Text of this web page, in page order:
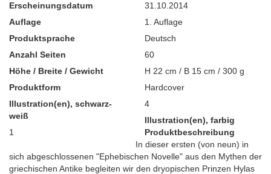
Erscheinungsdatum
31.10.2014
Auflage
1. Auflage
Produktsprache
Deutsch
Anzahl Seiten
60
Höhe / Breite / Gewicht
H 22 cm / B 15 cm / 300 g
Produktform
Hardcover
Illustration(en), schwarz-
weiß
4
Illustration(en), farbig
1
Produktbeschreibung
In dieser ersten (von neun) in
sich abgeschlossenen "Ephebischen Novelle" aus den Mythen der
griechischen Antike begleiten wir den dryopischen Prinzen Hylas